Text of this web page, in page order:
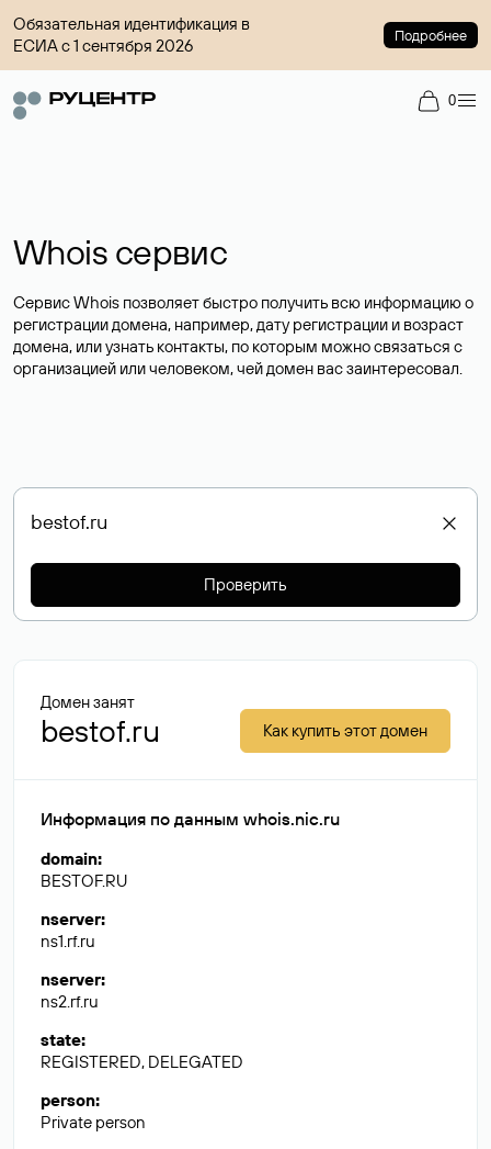
Обязательная идентификация в
ЕСИА с 1 сентября 2026
Подробнее
0
Whois сервис
Сервис Whois позволяет быстро получить всю информацию о
регистрации домена, например, дату регистрации и возраст
домена, или узнать контакты, по которым можно связаться с
организацией или человеком, чей домен вас заинтересовал.
Проверить
Домен занят
bestof.ru Как купить этот домен
Информация по данным whois.nic.ru
domain:
BESTOF.RU
nserver:
ns1.rf.ru
nserver:
ns2.rf.ru
state:
REGISTERED, DELEGATED
person:
Private person